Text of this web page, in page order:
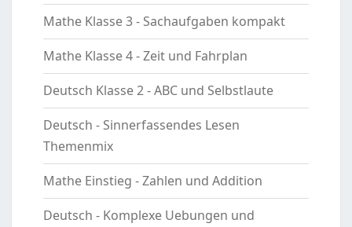
Mathe Klasse 3 - Sachaufgaben kompakt
Mathe Klasse 4 - Zeit und Fahrplan
Deutsch Klasse 2 - ABC und Selbstlaute
Deutsch - Sinnerfassendes Lesen
Themenmix
Mathe Einstieg - Zahlen und Addition
Deutsch - Komplexe Uebungen und